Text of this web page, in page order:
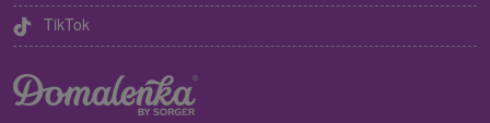
TikTok